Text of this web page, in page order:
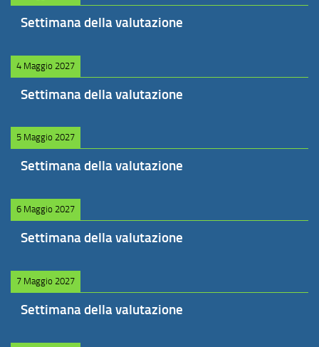
Settimana della valutazione
4 Maggio 2027
Settimana della valutazione
5 Maggio 2027
Settimana della valutazione
6 Maggio 2027
Settimana della valutazione
7 Maggio 2027
Settimana della valutazione